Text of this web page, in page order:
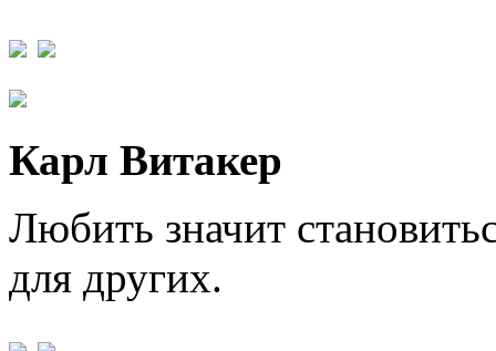
Карл Витакер
Любить значит
для других.